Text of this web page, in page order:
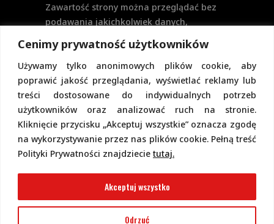
Cenimy prywatność użytkowników
Używamy tylko anonimowych plików cookie, aby
poprawić jakość przeglądania, wyświetlać reklamy lub
treści dostosowane do indywidualnych potrzeb
użytkowników oraz analizować ruch na stronie.
Kliknięcie przycisku „Akceptuj wszystkie” oznacza zgodę
na wykorzystywanie przez nas plików cookie. Pełną treść
Polityki Prywatności znajdziecie tutaj.
Odrzuć
Akceptuj wszystko
Zawartość strony można przeglądać bez
podawania jakichkolwiek danych,
logowanie. Aktualnie na stronie nie
przewiduje się formularzy kontaktowych
ani systemu komentarzy, co wiązałoby się
z udostępnianiem i przetwarzaniem
danych osobowych.
Pełną politykę prywatności znajdziecie
pod tym linkiem.
Polityka Cookies
2022 Copyright @ Piotr Górecki